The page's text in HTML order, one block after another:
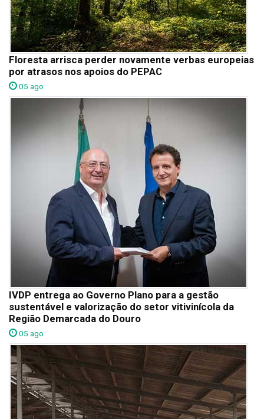
Floresta arrisca perder novamente verbas europeias
por atrasos nos apoios do PEPAC
05 ago
IVDP entrega ao Governo Plano para a gestão
sustentável e valorização do setor vitivinícola da
Região Demarcada do Douro
05 ago